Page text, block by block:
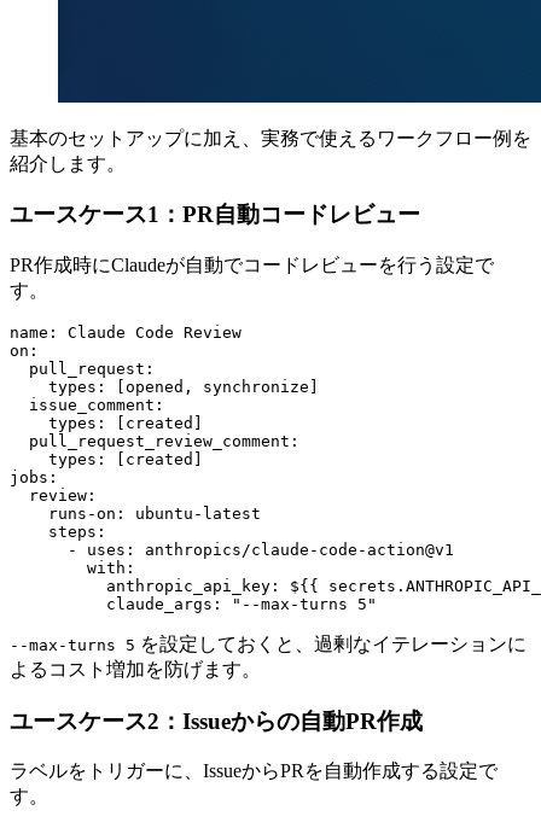
基本のセットアップに加え、実務で使えるワークフロー例を
紹介します。
ユースケース1：PR自動コードレビュー
PR作成時にClaudeが自動でコードレビューを行う設定で
す。
name: Claude Code Review
on:
  pull_request:
    types: [opened, synchronize]
  issue_comment:
    types: [created]
  pull_request_review_comment:
    types: [created]
jobs:
  review:
    runs-on: ubuntu-latest
    steps:
      - uses: anthropics/claude-code-action@v1
        with:
anthropic_api_key: ${{
          claude_args: "--max-turns 5"
--max-turns 5 を設定しておくと、過剰なイテレーションに
よるコスト増加を防げます。
ユースケース2：Issueからの自動PR作成
ラベルをトリガーに、IssueからPRを自動作成する設定で
す。